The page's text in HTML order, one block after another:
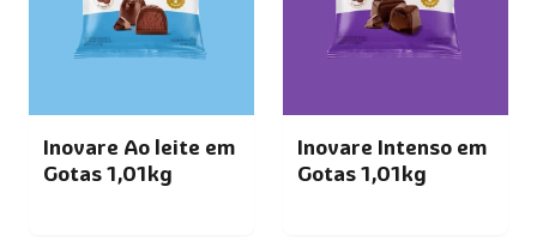
Inovare Ao leite em
Gotas 1,01kg
Inovare Intenso em
Gotas 1,01kg